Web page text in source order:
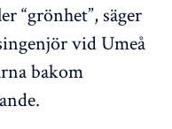
“grönhet”, säger
vid Umeå
bakom